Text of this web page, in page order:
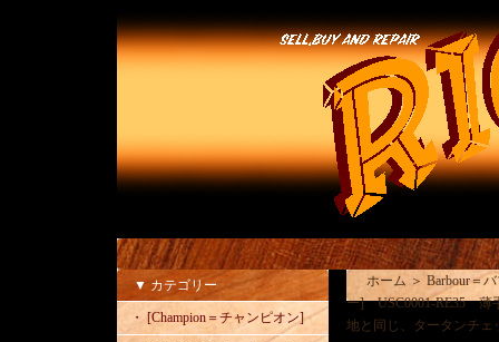
▼ カテゴリー
・ [Champion＝チャンピオン]
ホーム ＞ Barbour＝
ー] USC0001-RE35 薄
地と同じ、タータンチ